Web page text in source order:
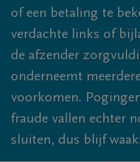
of een betaling te
verdachte links of
de afzender
onderneemt
voorkomen.
fraude vallen echter
sluiten, dus blijf